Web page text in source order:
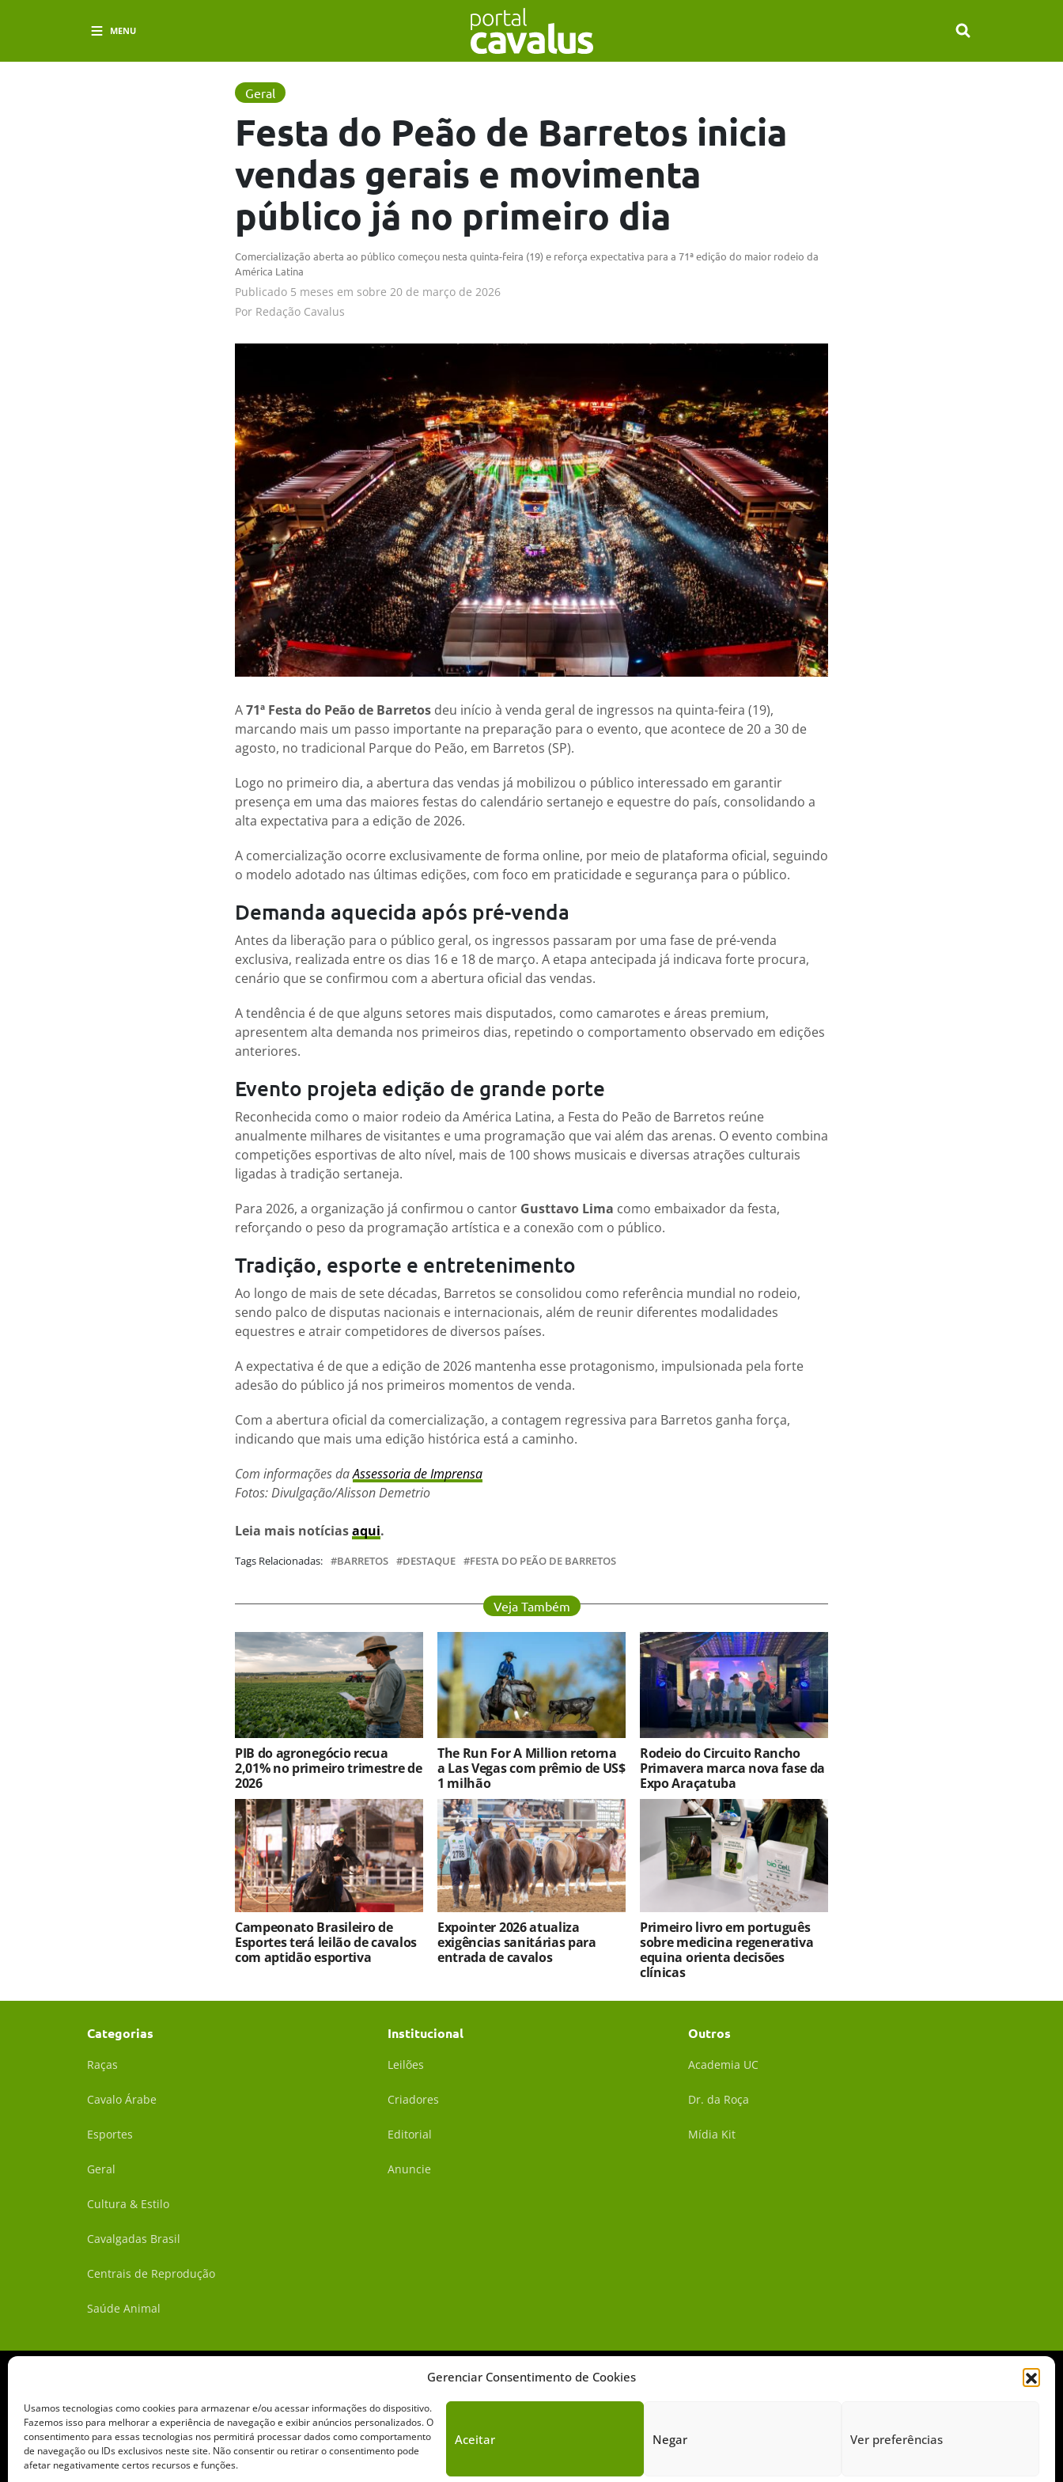
Gerenciar Consentimento de Cookies
Usamos tecnologias como cookies para armazenar e/ou acessar informações do dispositivo.
Fazemos isso para melhorar a experiência de navegação e exibir anúncios personalizados. O
consentimento para essas tecnologias nos permitirá processar dados como comportamento
de navegação ou IDs exclusivos neste site. Não consentir ou retirar o consentimento pode
afetar negativamente certos recursos e funções.
Aceitar Negar Ver preferências
MENU
Geral
Festa do Peão de Barretos inicia
vendas gerais e movimenta
público já no primeiro dia
Comercialização aberta ao público começou nesta quinta-feira (19) e reforça expectativa para a 71ª edição do maior rodeio da
América Latina
Publicado 5 meses em sobre 20 de março de 2026
Por Redação Cavalus
A71ª Festa do Peão de Barretos deu início à venda geral de ingressos na quinta-feira (19),
marcando mais um passo importante na preparação para o evento, que acontece de 20 a 30 de
agosto, no tradicional Parque do Peão, em Barretos (SP).
Logo no primeiro dia, a abertura das vendas já mobilizou o público interessado em garantir
presença em uma das maiores festas do calendário sertanejo e equestre do país, consolidando a
alta expectativa para a edição de 2026.
A comercialização ocorre exclusivamente de forma online, por meio de plataforma oficial, seguindo
o modelo adotado nas últimas edições, com foco em praticidade e segurança para o público.
Demanda aquecida após pré-venda
Antes da liberação para o público geral, os ingressos passaram por uma fase de pré-venda
exclusiva, realizada entre os dias 16 e 18 de março. A etapa antecipada já indicava forte procura,
cenário que se confirmou com a abertura oficial das vendas.
A tendência é de que alguns setores mais disputados, como camarotes e áreas premium,
apresentem alta demanda nos primeiros dias, repetindo o comportamento observado em edições
anteriores.
Evento projeta edição de grande porte
Reconhecida como o maior rodeio da América Latina, a Festa do Peão de Barretos reúne
anualmente milhares de visitantes e uma programação que vai além das arenas. O evento combina
competições esportivas de alto nível, mais de 100 shows musicais e diversas atrações culturais
ligadas à tradição sertaneja.
Para 2026, a organização já confirmou o cantor Gusttavo Lima como embaixador da festa,
reforçando o peso da programação artística e a conexão com o público.
Tradição, esporte e entretenimento
Ao longo de mais de sete décadas, Barretos se consolidou como referência mundial no rodeio,
sendo palco de disputas nacionais e internacionais, além de reunir diferentes modalidades
equestres e atrair competidores de diversos países.
A expectativa é de que a edição de 2026 mantenha esse protagonismo, impulsionada pela forte
adesão do público já nos primeiros momentos de venda.
Com a abertura oficial da comercialização, a contagem regressiva para Barretos ganha força,
indicando que mais uma edição histórica está a caminho.
Com informações daAssessoria de Imprensa
Fotos: Divulgação/Alisson Demetrio
Leia mais notíciasaqui.
Tags Relacionadas: BARRETOS DESTAQUE FESTA DO PEÃO DE BARRETOS
Veja Também
PIB do agronegócio recua
2,01% no primeiro trimestre de
2026
The Run For A Million retorna
a Las Vegas com prêmio de US$
1 milhão
Rodeio do Circuito Rancho
Primavera marca nova fase da
Expo Araçatuba
Campeonato Brasileiro de
Esportes terá leilão de cavalos
com aptidão esportiva
Expointer 2026 atualiza
exigências sanitárias para
entrada de cavalos
Primeiro livro em português
sobre medicina regenerativa
equina orienta decisões
clínicas
Categorias
Raças
Cavalo Árabe
Esportes
Geral
Cultura & Estilo
Cavalgadas Brasil
Centrais de Reprodução
Saúde Animal
Institucional
Leilões
Criadores
Editorial
Anuncie
Outros
Academia UC
Dr. da Roça
Mídia Kit
Sobre o Cavalus